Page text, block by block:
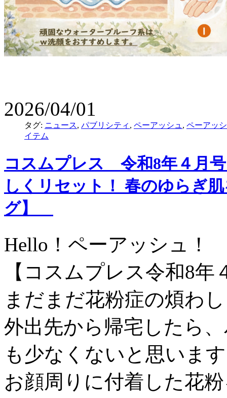
2026/04/01
タグ: ニュース, パブリシティ , ペーアッシュ , ペーアッ
イテム
コスムプレス 令和8年４月
しくリセット！ 春のゆらぎ
グ】
Hello！ペーアッシュ！
【コスムプレス令和8年
まだまだ花粉症の煩わ
外出先から帰宅したら
も少なくないと思います
お顔周りに付着した花